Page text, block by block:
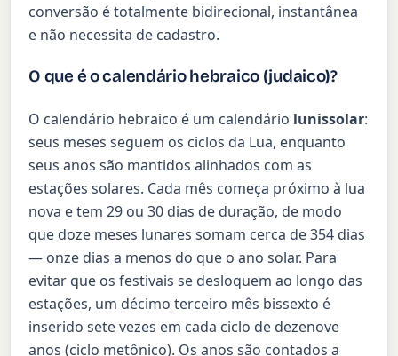
conversão é totalmente bidirecional, instantânea
e não necessita de cadastro.
O que é o calendário hebraico (judaico)?
O calendário hebraico é um calendário lunissolar:
seus meses seguem os ciclos da Lua, enquanto
seus anos são mantidos alinhados com as
estações solares. Cada mês começa próximo à lua
nova e tem 29 ou 30 dias de duração, de modo
que doze meses lunares somam cerca de 354 dias
— onze dias a menos do que o ano solar. Para
evitar que os festivais se desloquem ao longo das
estações, um décimo terceiro mês bissexto é
inserido sete vezes em cada ciclo de dezenove
anos (ciclo metônico). Os anos são contados a